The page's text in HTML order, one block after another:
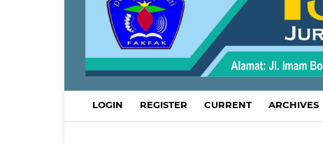
LOGIN REGISTER CURRENT ARCHIVES